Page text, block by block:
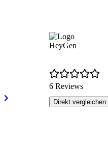
HeyGen
6 Reviews
Direkt vergleichen